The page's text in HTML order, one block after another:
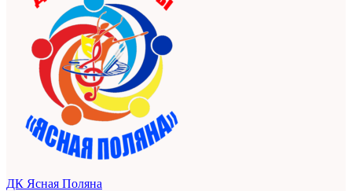
ДК Ясная Поляна